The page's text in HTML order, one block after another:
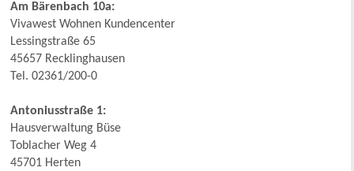
Am Bärenbach 10a:
Vivawest Wohnen Kundencenter
Lessingstraße 65
45657 Recklinghausen
Tel. 02361/200-0
Antoniusstraße 1:
Hausverwaltung Büse
Toblacher Weg 4
45701 Herten